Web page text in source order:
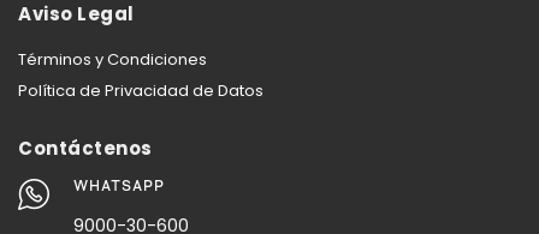
Aviso Legal
Términos y Condiciones
Política de Privacidad de Datos
Contáctenos
WHATSAPP
9000-30-600